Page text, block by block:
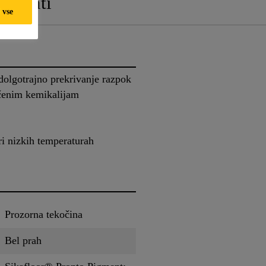
prekrivanje razpok
kemikalijam
nizkih temperaturah
Prozorna tekočina
Bel prah